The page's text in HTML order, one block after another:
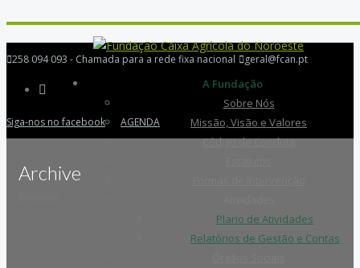
258 094 093 - Chamada para a rede fixa nacional geral@fcan.pt
Siga-nos no facebook AGENDA
A Fundação
Sobre Nós
Missão, Visão e Valores
Código de Conduta
Plano de Atividades
Relatórios de Gestão e Contas
Archive